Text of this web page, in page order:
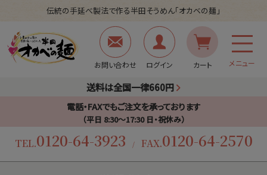
伝統の手延べ製法で作る半田そうめん「オカベの麺」
お問い合わせ ログイン カート メニュー
送料は全国一律660円
電話・FAXでもご注文を承っております
（平日 8:30〜17:30 日・祝休み）
TEL.0120-64-3923 / FAX.0120-64-2570